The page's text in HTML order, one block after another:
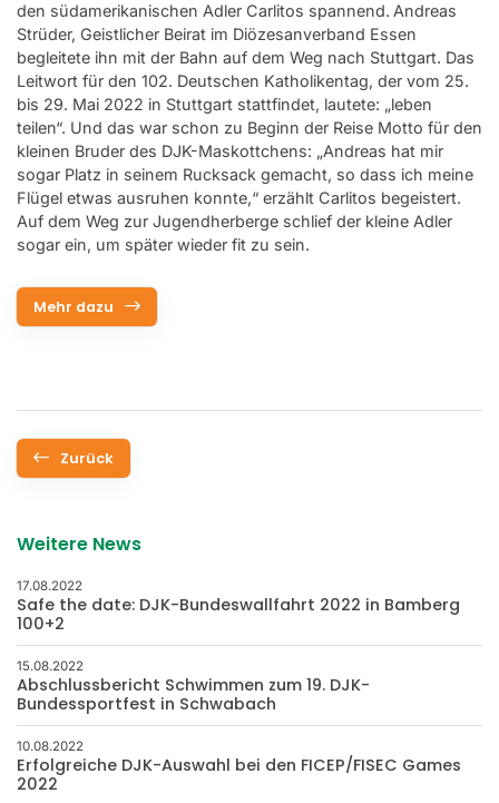
den südamerikanischen Adler Carlitos spannend. Andreas
Strüder, Geistlicher Beirat im Diözesanverband Essen
begleitete ihn mit der Bahn auf dem Weg nach Stuttgart. Das
Leitwort für den 102. Deutschen Katholikentag, der vom 25.
bis 29. Mai 2022 in Stuttgart stattfindet, lautete: „leben
teilen“. Und das war schon zu Beginn der Reise Motto für den
kleinen Bruder des DJK-Maskottchens: „Andreas hat mir
sogar Platz in seinem Rucksack gemacht, so dass ich meine
Flügel etwas ausruhen konnte,“ erzählt Carlitos begeistert.
Auf dem Weg zur Jugendherberge schlief der kleine Adler
sogar ein, um später wieder fit zu sein.
Mehr dazu
Zurück
Weitere News
17.08.2022
Safe the date: DJK-Bundeswallfahrt 2022 in Bamberg
100+2
15.08.2022
Abschlussbericht Schwimmen zum 19. DJK-
Bundessportfest in Schwabach
10.08.2022
Erfolgreiche DJK-Auswahl bei den FICEP/FISEC Games
2022